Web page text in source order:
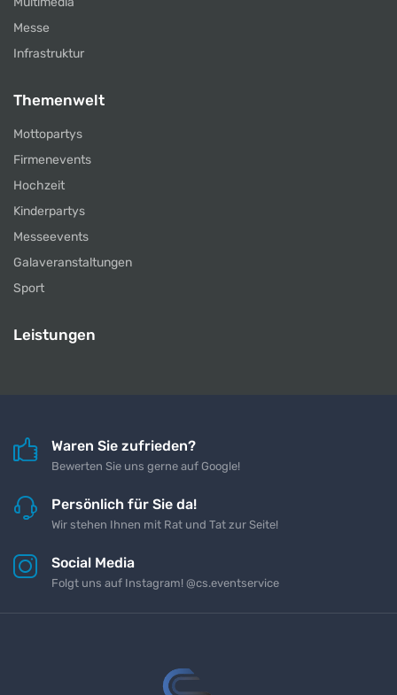
Messe
Infrastruktur
Themenwelt
Mottopartys
Firmenevents
Hochzeit
Kinderpartys
Messeevents
Galaveranstaltungen
Sport
Leistungen
Waren Sie zufrieden?
Bewerten Sie uns gerne auf Google!
Persönlich für Sie da!
Wir stehen Ihnen mit Rat und Tat zur Seite!
Social Media
Folgt uns auf Instagram! @cs.eventservice